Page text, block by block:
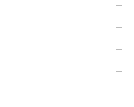
切れで申し訳ございません。 ま